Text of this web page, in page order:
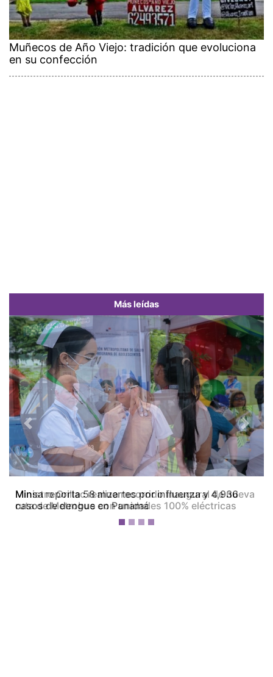
Muñecos de Año Viejo: tradición que evoluciona
en su confección
Más leídas
Ministro Orillac realiza recorrido inaugural de nueva
ruta de Metrobus con unidades 100% eléctricas
Previous Next